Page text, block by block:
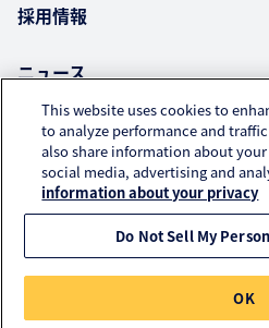
採用情報
ニュース
株式会社クラレ
プライバシー
アクセスデータの
© KURARAY TRADING CO.,
This website uses cookies to
to analyze performance and
also share information about
social media, advertising and
information about your privacy
Do Not Sell My
OK